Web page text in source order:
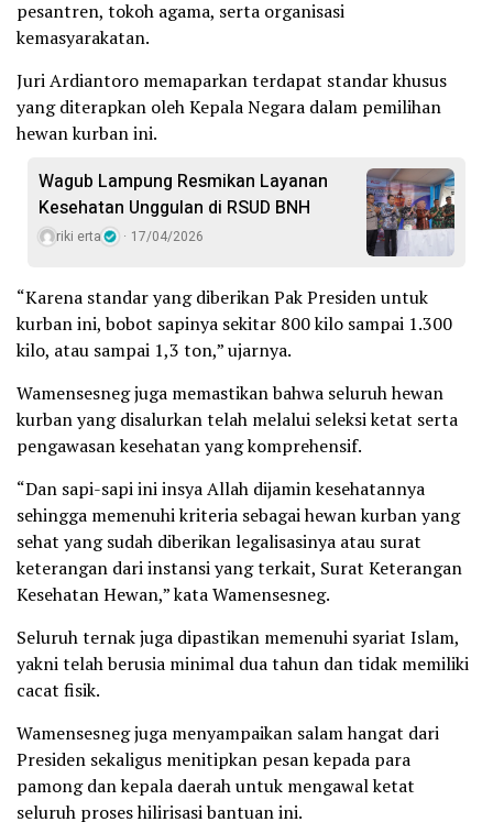
pesantren, tokoh agama, serta organisasi
kemasyarakatan.
​Juri Ardiantoro memaparkan terdapat standar khusus
yang diterapkan oleh Kepala Negara dalam pemilihan
hewan kurban ini.
Wagub Lampung Resmikan Layanan
Kesehatan Unggulan di RSUD BNH
riki erta 17/04/2026
“Karena standar yang diberikan Pak Presiden untuk
kurban ini, bobot sapinya sekitar 800 kilo sampai 1.300
kilo, atau sampai 1,3 ton,” ujarnya.
​Wamensesneg juga memastikan bahwa seluruh hewan
kurban yang disalurkan telah melalui seleksi ketat serta
pengawasan kesehatan yang komprehensif.
“Dan sapi-sapi ini insya Allah dijamin kesehatannya
sehingga memenuhi kriteria sebagai hewan kurban yang
sehat yang sudah diberikan legalisasinya atau surat
keterangan dari instansi yang terkait, Surat Keterangan
Kesehatan Hewan,” kata Wamensesneg.
Seluruh ternak juga dipastikan memenuhi syariat Islam,
yakni telah berusia minimal dua tahun dan tidak memiliki
cacat fisik.
Wamensesneg juga menyampaikan salam hangat dari
Presiden sekaligus menitipkan pesan kepada para
pamong dan kepala daerah untuk mengawal ketat
seluruh proses hilirisasi bantuan ini.